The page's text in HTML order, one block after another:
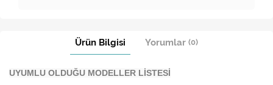
Ürün Bilgisi Yorumlar (0)
UYUMLU OLDUĞU MODELLER LİSTESİ